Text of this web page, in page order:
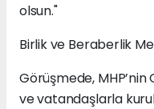
olsun."
Birlik ve Beraberlik
Görüşmede, MHP’nin
ve vatandaşlarla